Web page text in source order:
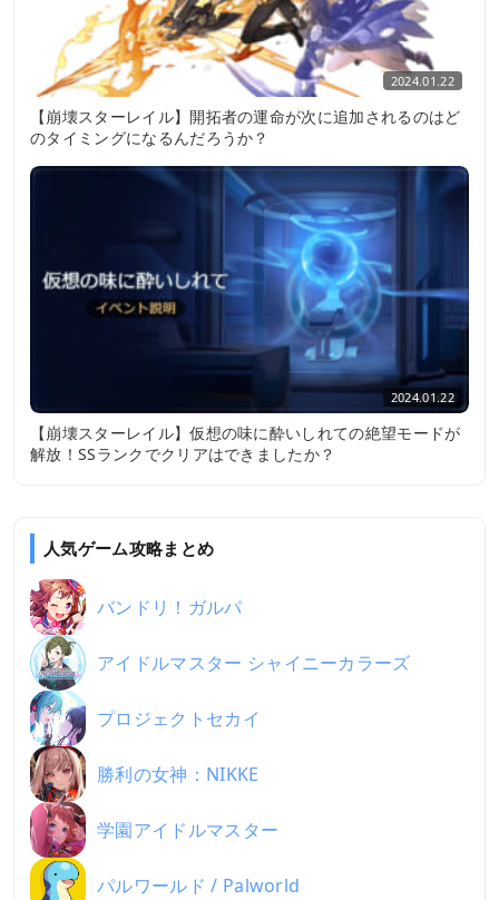
2024.01.22
【崩壊スターレイル】開拓者の運命が次に追加されるのはど
のタイミングになるんだろうか？
2024.01.22
【崩壊スターレイル】仮想の味に酔いしれての絶望モードが
解放！SSランクでクリアはできましたか？
人気ゲーム攻略まとめ
バンドリ！ガルパ
アイドルマスター シャイニーカラーズ
プロジェクトセカイ
勝利の女神：NIKKE
学園アイドルマスター
パルワールド / Palworld